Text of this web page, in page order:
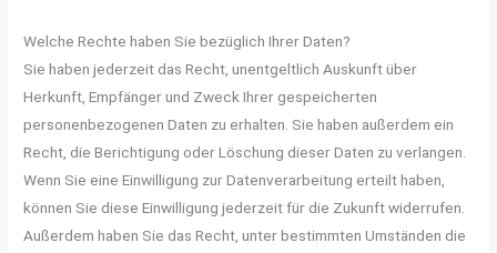
Welche Rechte haben Sie bezüglich Ihrer Daten?
Sie haben jederzeit das Recht, unentgeltlich Auskunft über
Herkunft, Empfänger und Zweck Ihrer gespeicherten
personenbezogenen Daten zu erhalten. Sie haben außerdem ein
Recht, die Berichtigung oder Löschung dieser Daten zu verlangen.
Wenn Sie eine Einwilligung zur Datenverarbeitung erteilt haben,
können Sie diese Einwilligung jederzeit für die Zukunft widerrufen.
Außerdem haben Sie das Recht, unter bestimmten Umständen die